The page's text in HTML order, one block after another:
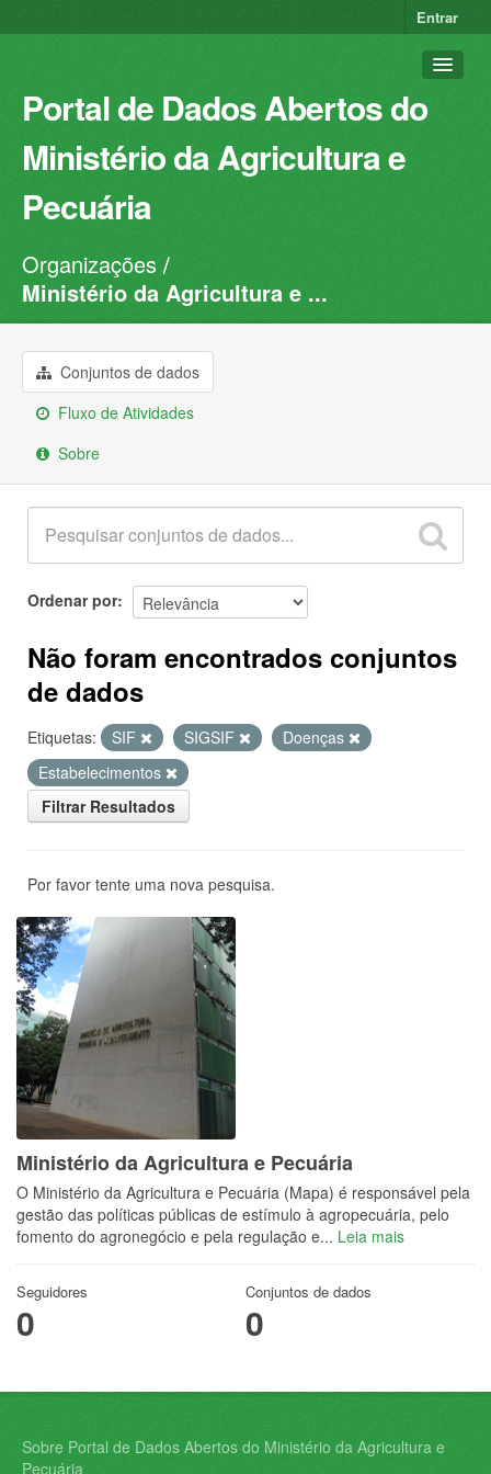
Entrar
Portal de Dados Abertos do
Ministério da Agricultura e
Pecuária
Conjuntos de dados
Organizações
Sobre
Organizações
Ministério da Agricultura e ...
Conjuntos de dados
Fluxo de Atividades
Sobre
Ordenar por
Não foram encontrados conjuntos
de dados
Etiquetas: SIF SIGSIF
Doenças
Estabelecimentos
Filtrar Resultados
Por favor tente uma nova pesquisa.
Ministério da Agricultura e Pecuária
O Ministério da Agricultura e Pecuária (Mapa) é responsável pela
gestão das políticas públicas de estímulo à agropecuária, pelo
fomento do agronegócio e pela regulação e... Leia mais
Seguidores
0
Conjuntos de dados
0
Sobre Portal de Dados Abertos do Ministério da Agricultura e
Pecuária